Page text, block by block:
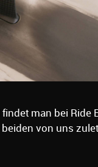
man bei Ride
von uns